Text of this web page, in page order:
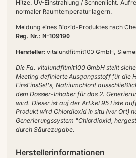
Hitze. UV-Einstrahlung / Sonnenlicht.
normaler Raumtemperatur lagern.
Meldung eines Biozid-Produktes nach
Reg. Nr.: N-109190
Hersteller: vitalundfitmit100 GmbH,
Die Fa. vitalundfitmit100 GmbH stellt
Meeting definierte Ausgangsstoff für die
EinsEinsSet's, Natriumchlorit
dem Dossier-Inhaber für das 2.
wird. Dieser ist auf der Artikel 95 Liste
Produkt wird Chlordioxid in situ (vor Ort)
Generierungssystem "Chlordioxid,
durch Säurezugabe.
Herstellerinformationen